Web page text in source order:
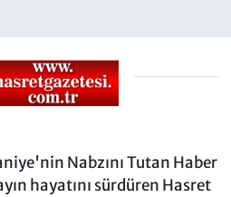
Nabzını Tutan Haber
hayatını sürdüren Hasret